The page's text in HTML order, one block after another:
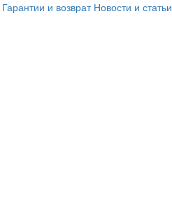
Гарантии и возврат Новости и статьи